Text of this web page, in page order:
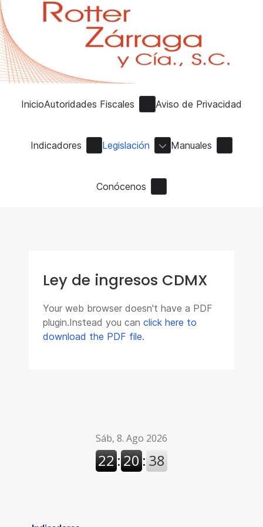
InicioAutoridades Fiscales Aviso de Privacidad
Indicadores Legislación Manuales
Conócenos
Ley de ingresos CDMX
Your web browser doesn't have a PDF
plugin.Instead you can click here to
download the PDF file.